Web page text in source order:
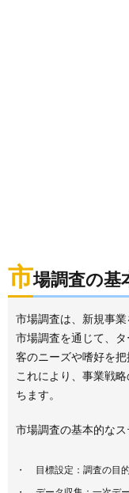
市場調査の基
市場調査は、新規事業
市場調査を通じて、
客のニーズや嗜好を把
これにより、事業戦
ちます。
市場調査の基本的な
目標設定：調査の目